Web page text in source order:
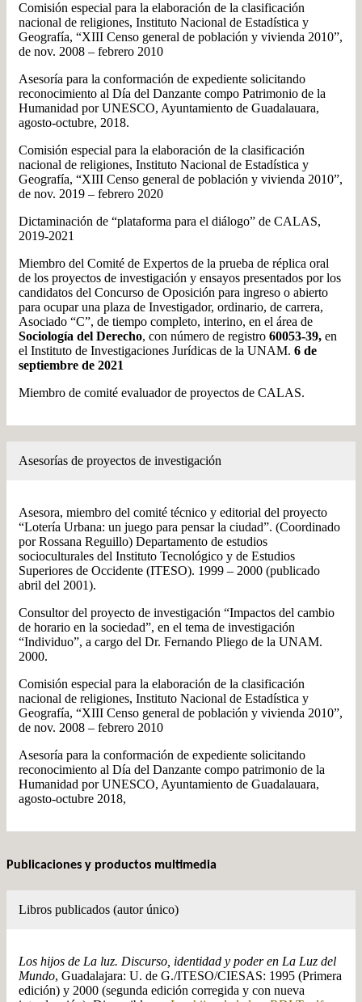
Comisión especial para la elaboración de la clasificación
nacional de religiones, Instituto Nacional de Estadística y
Geografía, “XIII Censo general de población y vivienda 2010”,
de nov. 2008 – febrero 2010
Asesoría para la conformación de expediente solicitando
reconocimiento al Día del Danzante compo Patrimonio de la
Humanidad por UNESCO, Ayuntamiento de Guadalauara,
agosto-octubre, 2018.
Comisión especial para la elaboración de la clasificación
nacional de religiones, Instituto Nacional de Estadística y
Geografía, “XIII Censo general de población y vivienda 2010”,
de nov. 2019 – febrero 2020
Dictaminación de “plataforma para el diálogo” de CALAS,
2019-2021
Miembro del Comité de Expertos de la prueba de réplica oral
de los proyectos de investigación y ensayos presentados por los
candidatos del Concurso de Oposición para ingreso o abierto
para ocupar una plaza de Investigador, ordinario, de carrera,
Asociado “C”, de tiempo completo, interino, en el área de
Sociología del Derecho, con número de registro 60053-39, en
el Instituto de Investigaciones Jurídicas de la UNAM. 6 de
septiembre de 2021
Miembro de comité evaluador de proyectos de CALAS.
Asesorías de proyectos de investigación
Asesora, miembro del comité técnico y editorial del proyecto
“Lotería Urbana: un juego para pensar la ciudad”. (Coordinado
por Rossana Reguillo) Departamento de estudios
socioculturales del Instituto Tecnológico y de Estudios
Superiores de Occidente (ITESO). 1999 – 2000 (publicado
abril del 2001).
Consultor del proyecto de investigación “Impactos del cambio
de horario en la sociedad”, en el tema de investigación
“Individuo”, a cargo del Dr. Fernando Pliego de la UNAM.
2000.
Comisión especial para la elaboración de la clasificación
nacional de religiones, Instituto Nacional de Estadística y
Geografía, “XIII Censo general de población y vivienda 2010”,
de nov. 2008 – febrero 2010
Asesoría para la conformación de expediente solicitando
reconocimiento al Día del Danzante compo patrimonio de la
Humanidad por UNESCO, Ayuntamiento de Guadalauara,
agosto-octubre 2018,
Publicaciones y productos multimedia
Libros publicados (autor único)
Los hijos de La luz. Discurso, identidad y poder en La Luz del
Mundo, Guadalajara: U. de G./ITESO/CIESAS: 1995 (Primera
edición) y 2000 (segunda edición corregida y con nueva